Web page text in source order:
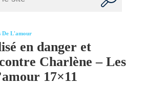
De L'amour
en danger et
Charlène – Les
17×11